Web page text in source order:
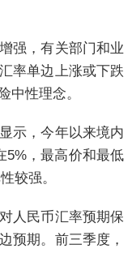
强，有关部门和业
率单边上涨或下跌
中性理念。
示，今年以来境内
5%，最高价和最低
较强。
人民币汇率预期保
预期。前三季度，